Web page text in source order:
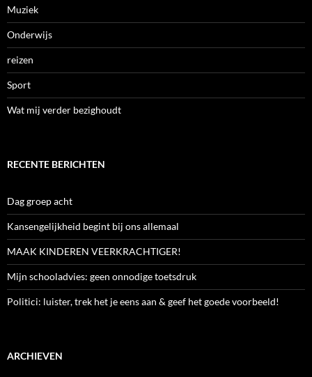
Muziek
Onderwijs
reizen
Sport
Wat mij verder bezighoudt
RECENTE BERICHTEN
Dag groep acht
Kansengelijkheid begint bij ons allemaal
MAAK KINDEREN VEERKRACHTIGER!
Mijn schooladvies: geen onnodige toetsdruk
Politici: luister, trek het je eens aan & geef het goede voorbeeld!
ARCHIEVEN